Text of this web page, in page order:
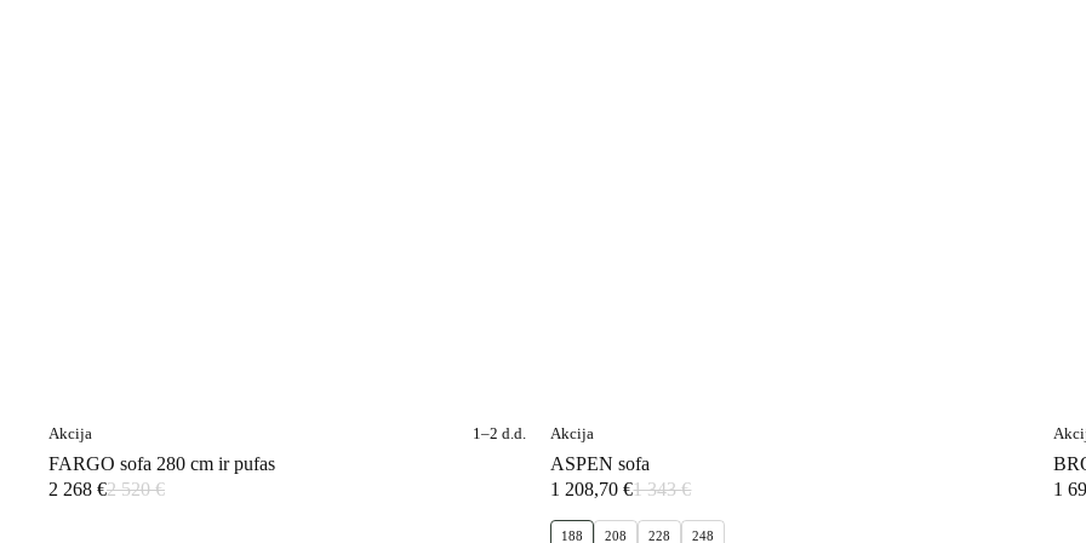
Akcija 1–2 d.d.
FARGO sofa 280 cm ir pufas
2 520€
Original
2 268 €Current
Akcija
ASPEN sofa
1 343€
Original
price
1 208,70€
Current
price
188 208 228 248
1